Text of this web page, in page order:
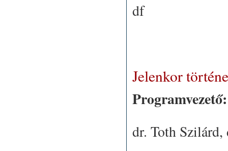
df
Jelenkor
Programvezető:
dr. Toth Szilárd,